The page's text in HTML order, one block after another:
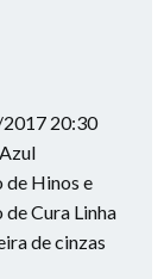
20:30
Hinos e
Cura Linha
de cinzas